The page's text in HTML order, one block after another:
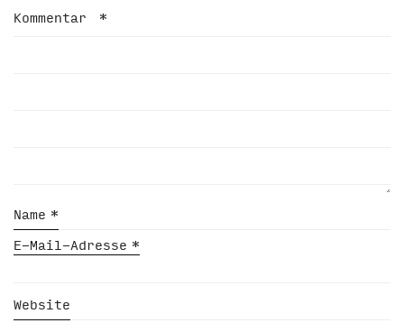
Kommentar *
Name *
E-Mail-Adresse *
Website